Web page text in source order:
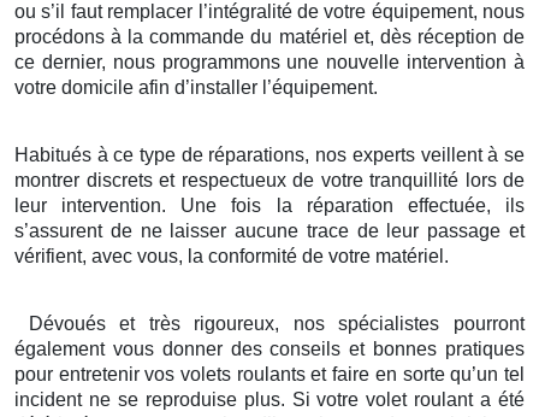
ou s’il faut remplacer l’intégralité de votre équipement, nous
procédons à la commande du matériel et, dès réception de
ce dernier, nous programmons une nouvelle intervention à
votre domicile afin d’installer l’équipement.
Habitués à ce type de réparations, nos experts veillent à se
montrer discrets et respectueux de votre tranquillité lors de
leur intervention. Une fois la réparation effectuée, ils
s’assurent de ne laisser aucune trace de leur passage et
vérifient, avec vous, la conformité de votre matériel.
Dévoués et très rigoureux, nos spécialistes pourront
également vous donner des conseils et bonnes pratiques
pour entretenir vos volets roulants et faire en sorte qu’un tel
incident ne se reproduise plus. Si votre volet roulant a été